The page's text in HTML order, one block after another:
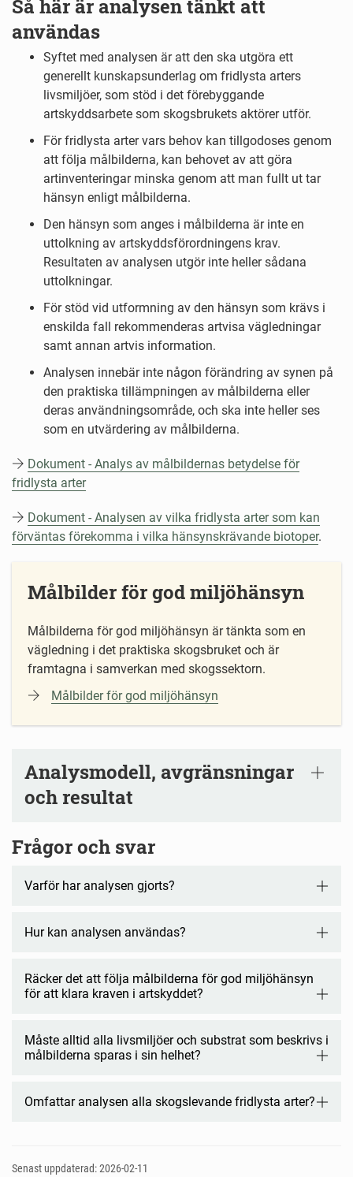
Så här är analysen tänkt att
användas
Syftet med analysen är att den ska utgöra ett
generellt kunskapsunderlag om fridlysta arters
livsmiljöer, som stöd i det förebyggande
artskyddsarbete som skogsbrukets aktörer utför.
För fridlysta arter vars behov kan tillgodoses genom
att följa målbilderna, kan behovet av att göra
artinventeringar minska genom att man fullt ut tar
hänsyn enligt målbilderna.
Den hänsyn som anges i målbilderna är inte en
uttolkning av artskyddsförordningens krav.
Resultaten av analysen utgör inte heller sådana
uttolkningar.
För stöd vid utformning av den hänsyn som krävs i
enskilda fall rekommenderas artvisa vägledningar
samt annan artvis information.
Analysen innebär inte någon förändring av synen på
den praktiska tillämpningen av målbilderna eller
deras användningsområde, och ska inte heller ses
som en utvärdering av målbilderna.
Dokument - Analys av målbildernas betydelse för
fridlysta arter
Dokument - Analysen av vilka fridlysta arter som kan
förväntas förekomma i vilka hänsynskrävande biotoper.
Målbilder för god miljöhänsyn
Målbilderna för god miljöhänsyn är tänkta som en
vägledning i det praktiska skogsbruket och är
framtagna i samverkan med skogssektorn.
Målbilder för god miljöhänsyn
Analysmodell, avgränsningar
och resultat
Frågor och svar
Varför har analysen gjorts?
Hur kan analysen användas?
Räcker det att följa målbilderna för god miljöhänsyn
för att klara kraven i artskyddet?
Måste alltid alla livsmiljöer och substrat som beskrivs i
målbilderna sparas i sin helhet?
Omfattar analysen alla skogslevande fridlysta arter?
Senast uppdaterad: 2026-02-11